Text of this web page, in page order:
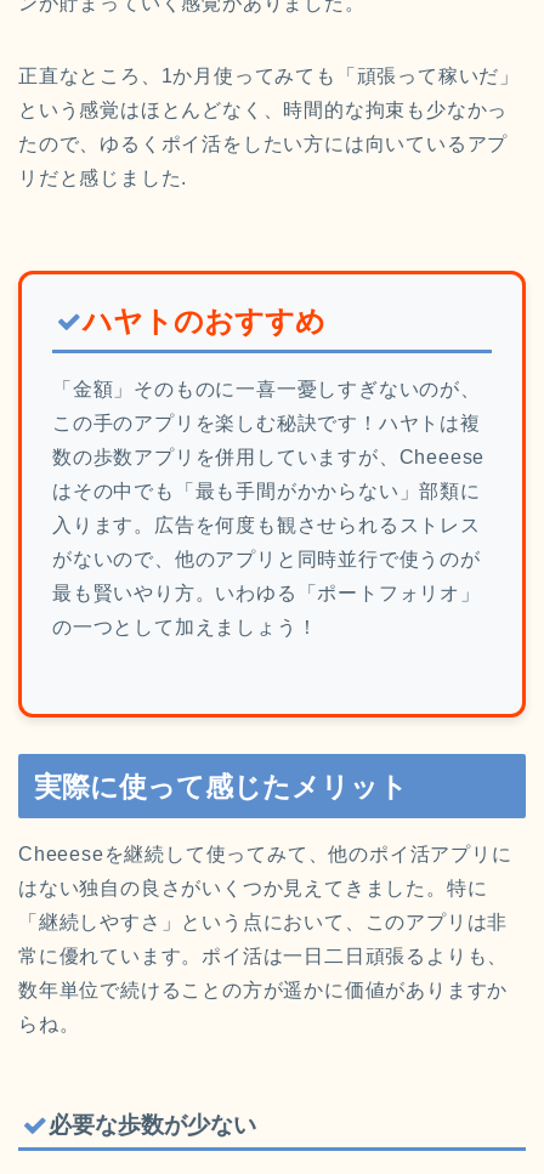
正直なところ、1か月使ってみても「頑張って稼いだ」
という感覚はほとんどなく、時間的な拘束も少なかっ
たので、ゆるくポイ活をしたい方には向いているアプ
リだと感じました.
ハヤトのおすすめ
「金額」そのものに一喜一憂しすぎないのが、
この手のアプリを楽しむ秘訣です！ハヤトは複
数の歩数アプリを併用していますが、Cheeese
はその中でも「最も手間がかからない」部類に
入ります。広告を何度も観させられるストレス
がないので、他のアプリと同時並行で使うのが
最も賢いやり方。いわゆる「ポートフォリオ」
の一つとして加えましょう！
実際に使って感じたメリット
Cheeeseを継続して使ってみて、他のポイ活アプリに
はない独自の良さがいくつか見えてきました。特に
「継続しやすさ」という点において、このアプリは非
常に優れています。ポイ活は一日二日頑張るよりも、
数年単位で続けることの方が遥かに価値がありますか
らね。
必要な歩数が少ない